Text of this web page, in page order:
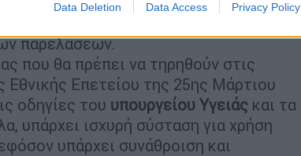
Data Deletion Data Access Privacy Policy
αρχές έχουν την ευθύνη
παρελάσεων.
που θα πρέπει να τηρηθούν στις
Εθνικής Επετείου της 25ης Μάρτιου
οδηγίες του υπουργείου Υγειάς και τα
υπάρχει ισχυρή σύσταση για χρήση
υπάρχει συνάθροιση και